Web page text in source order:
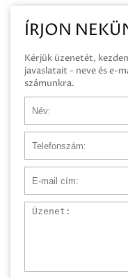
ÍRJON
Kérjük üzenetét,
javaslatait - neve és e-
számunkra.
Üzenet